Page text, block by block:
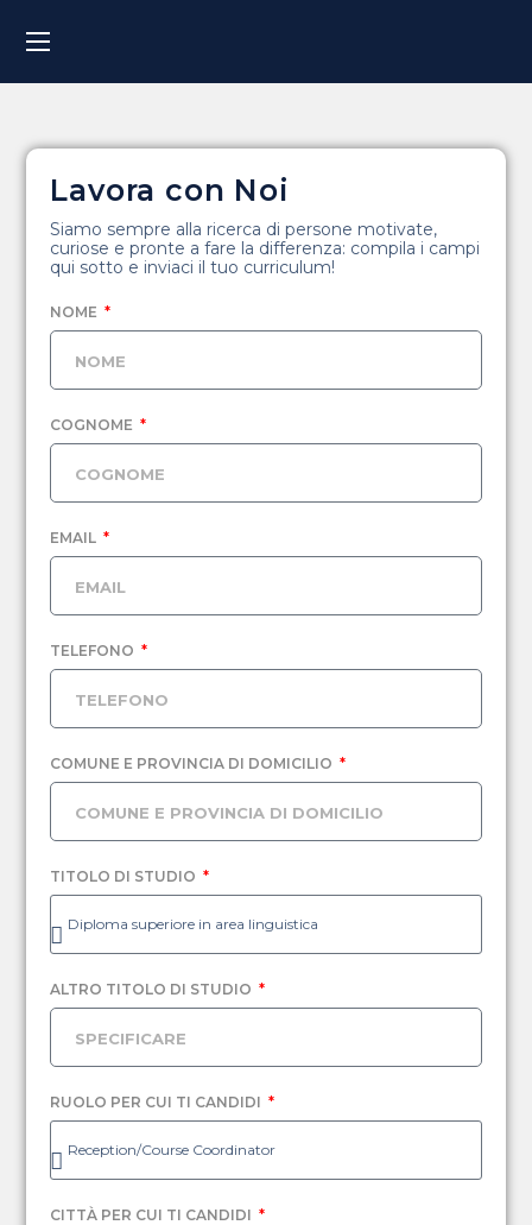
Lavora con Noi
Siamo sempre alla ricerca di persone motivate,
curiose e pronte a fare la differenza: compila i campi
qui sotto e inviaci il tuo curriculum!
NOME
COGNOME
EMAIL
TELEFONO
COMUNE E PROVINCIA DI DOMICILIO
TITOLO DI STUDIO
ALTRO TITOLO DI STUDIO
RUOLO PER CUI TI CANDIDI
CITTÀ PER CUI TI CANDIDI